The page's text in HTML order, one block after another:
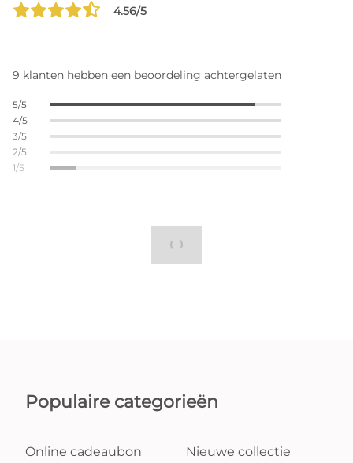
4.56/5
9 klanten hebben een beoordeling achtergelaten
5/5
4/5
3/5
2/5
1/5
Populaire categorieën
Online cadeaubon Nieuwe collectie